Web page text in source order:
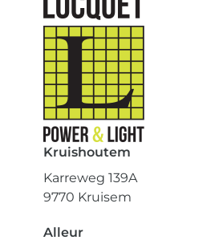
Kruishoutem
Karreweg 139A
9770 Kruisem
Alleur